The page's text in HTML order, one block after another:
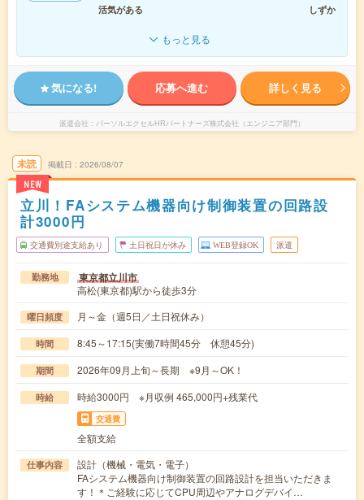
活気がある しずか
もっと見る
気になる! 応募へ進む 詳しく見る
派遣会社 パーソルエクセルHRパートナーズ株式会社（エンジニア部門）
未読
NEW
掲載日 2026/08/07
立川！FAシステム機器向け制御装置の回路設
計3000円
交通費別途支給あり 土日祝日が休み WEB登録OK 派遣
勤務地 東京都立川市
高松(東京都)駅から徒歩3分
曜日頻度 月～金（週5日／土日祝休み）
時間 8:45～17:15(実働7時間45分 休憩45分)
期間 2026年09月上旬～長期 ※9月～OK！
時給 時給3000円 ※月収例 465,000円+残業代
交通費
全額支給
仕事内容
設計（機械・電気・電子）
FAシステム機器向け制御装置の回路設計を担当いただきま
す！＊ご経験に応じてCPU周辺やアナログデバイ…